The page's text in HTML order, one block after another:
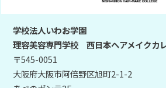
学校法人いわお学園
理容美容専門学校 西日本ヘアメイクカ
〒545-0051
大阪府大阪市阿倍野区旭町2-1-2